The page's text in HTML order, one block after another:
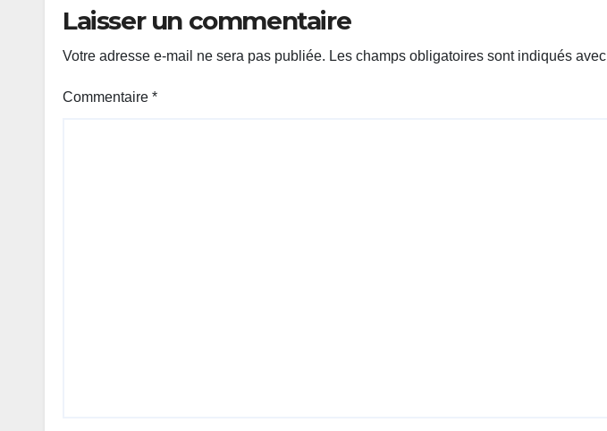
Laisser un commentaire
Votre adresse e-mail ne sera pas publiée. Les champs obligatoires sont indiqués avec
Commentaire *